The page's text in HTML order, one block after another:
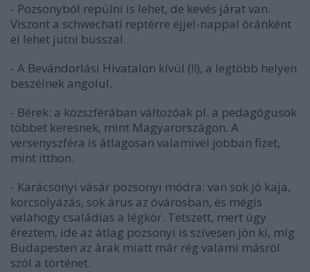
- Pozsonyból repülni is lehet, de kevés járat van.
Viszont a schwechati reptérre éjjel-nappal óránként
el lehet jutni busszal.
- A Bevándorlási Hivatalon kívül (!!), a legtöbb helyen
beszélnek angolul.
- Bérek: a közszférában változóak pl. a pedagógusok
többet keresnek, mint Magyarországon. A
versenyszféra is átlagosan valamivel jobban fizet,
mint itthon.
- Karácsonyi vásár pozsonyi módra: van sok jó kaja,
korcsolyázás, sok árus az óvárosban, és mégis
valahogy családias a légkör. Tetszett, mert úgy
éreztem, ide az átlag pozsonyi is szívesen jön ki, míg
Budapesten az árak miatt már rég valami másról
szól a történet.